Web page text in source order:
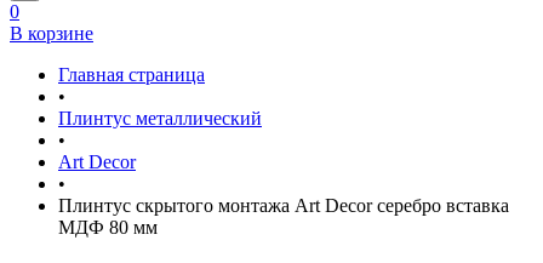
0
В корзине
Главная страница
•
Плинтус металлический
•
Art Decor
•
Плинтус скрытого монтажа Art Decor серебро вставка
МДФ 80 мм